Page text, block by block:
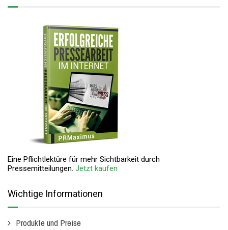
Eine Pflichtlektüre für mehr Sichtbarkeit durch
Pressemitteilungen. Jetzt kaufen
Wichtige Informationen
Produkte und Preise